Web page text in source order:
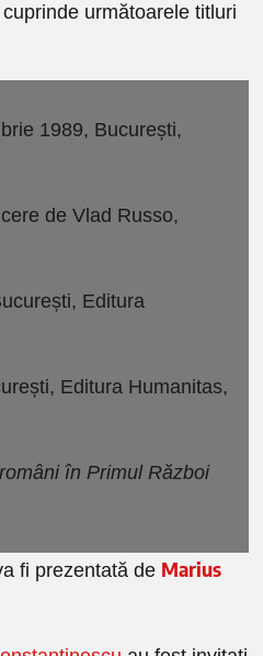
următoarele titluri
1989, București,
de Vlad Russo,
Editura
Editura Humanitas,
în Primul Război
fi prezentată de Marius